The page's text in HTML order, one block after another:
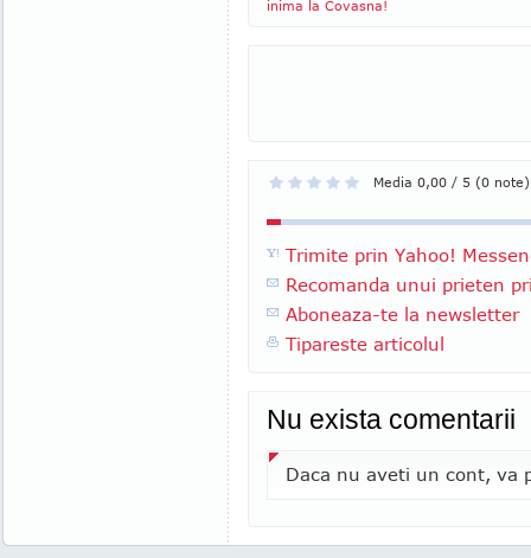
inima la Covasna!
Media 0,00 / 5 (0 note)
Trimite prin Yahoo!
Recomanda unui prieten
Aboneaza-te la newsletter
Tipareste articolul
Nu exista comentarii
Daca nu aveti un cont, va